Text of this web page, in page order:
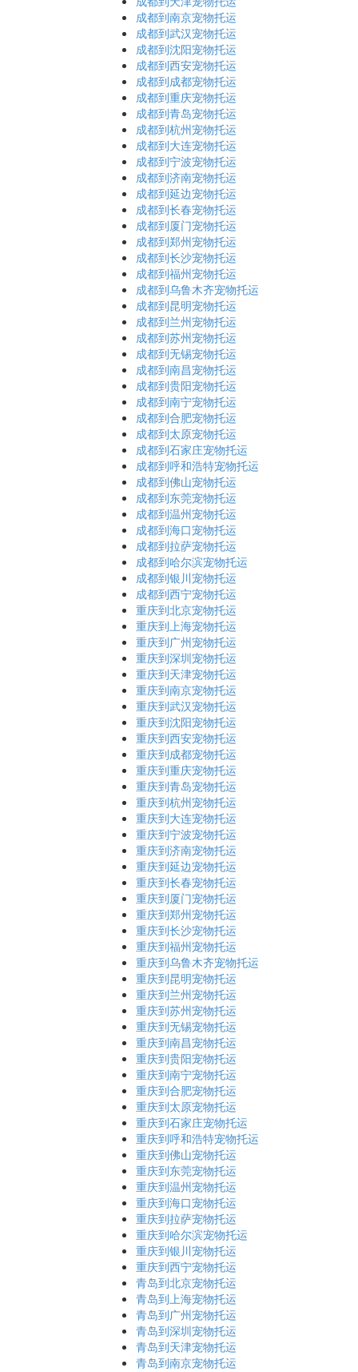
成都到南京宠物托运
成都到武汉宠物托运
成都到沈阳宠物托运
成都到西安宠物托运
成都到成都宠物托运
成都到重庆宠物托运
成都到青岛宠物托运
成都到杭州宠物托运
成都到大连宠物托运
成都到宁波宠物托运
成都到济南宠物托运
成都到延边宠物托运
成都到长春宠物托运
成都到厦门宠物托运
成都到郑州宠物托运
成都到长沙宠物托运
成都到福州宠物托运
成都到乌鲁木齐宠物托运
成都到昆明宠物托运
成都到兰州宠物托运
成都到苏州宠物托运
成都到无锡宠物托运
成都到南昌宠物托运
成都到贵阳宠物托运
成都到南宁宠物托运
成都到合肥宠物托运
成都到太原宠物托运
成都到石家庄宠物托运
成都到呼和浩特宠物托运
成都到佛山宠物托运
成都到东莞宠物托运
成都到温州宠物托运
成都到海口宠物托运
成都到拉萨宠物托运
成都到哈尔滨宠物托运
成都到银川宠物托运
成都到西宁宠物托运
重庆到北京宠物托运
重庆到上海宠物托运
重庆到广州宠物托运
重庆到深圳宠物托运
重庆到天津宠物托运
重庆到南京宠物托运
重庆到武汉宠物托运
重庆到沈阳宠物托运
重庆到西安宠物托运
重庆到成都宠物托运
重庆到重庆宠物托运
重庆到青岛宠物托运
重庆到杭州宠物托运
重庆到大连宠物托运
重庆到宁波宠物托运
重庆到济南宠物托运
重庆到延边宠物托运
重庆到长春宠物托运
重庆到厦门宠物托运
重庆到郑州宠物托运
重庆到长沙宠物托运
重庆到福州宠物托运
重庆到乌鲁木齐宠物托运
重庆到昆明宠物托运
重庆到兰州宠物托运
重庆到苏州宠物托运
重庆到无锡宠物托运
重庆到南昌宠物托运
重庆到贵阳宠物托运
重庆到南宁宠物托运
重庆到合肥宠物托运
重庆到太原宠物托运
重庆到石家庄宠物托运
重庆到呼和浩特宠物托运
重庆到佛山宠物托运
重庆到东莞宠物托运
重庆到温州宠物托运
重庆到海口宠物托运
重庆到拉萨宠物托运
重庆到哈尔滨宠物托运
重庆到银川宠物托运
重庆到西宁宠物托运
青岛到北京宠物托运
青岛到上海宠物托运
青岛到广州宠物托运
青岛到深圳宠物托运
青岛到天津宠物托运
青岛到南京宠物托运